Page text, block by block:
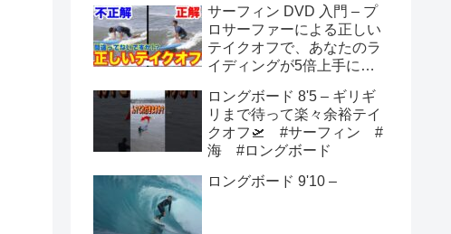
サーフィン DVD 入門 – プ
ロサーファーによる正しい
テイクオフで、あなたのラ
イディングが5倍上手にな
ロングボード 8'5 – ギリギ
リまで待って楽々余裕テイ
クオフ🛫 #サーフィン #
海 #ロングボード
ロングボード 9'10 –